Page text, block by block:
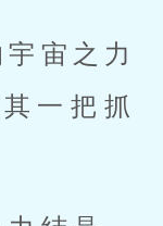
宙之力
一把抓